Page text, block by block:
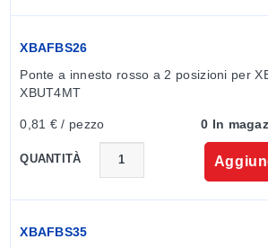
XBAFBS26
Ponte a innesto rosso a 2 posizioni per
XBUT4MT
0,81 € / pezzo 0 In
QUANTITÀ
XBAFBS35